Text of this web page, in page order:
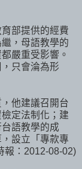
部提供的經費
，母語教學的
嚴重受影響。
只會淪為形
他建議召開台
定法制化；建
語教學的成
設立「專款專
報：2012-08-02)